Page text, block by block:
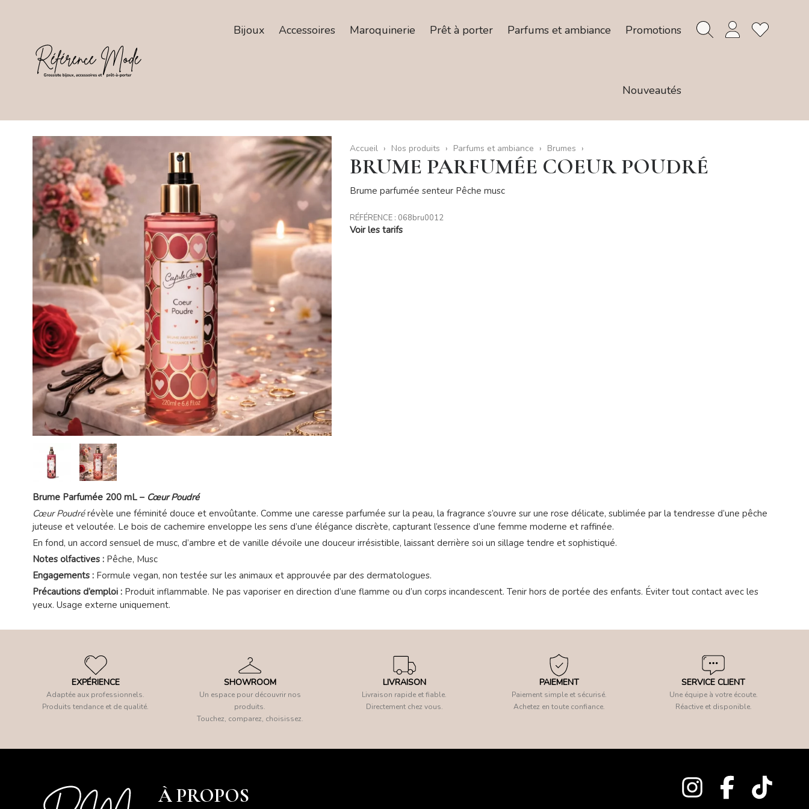
Bijoux Accessoires Maroquinerie Prêt à porter Parfums et ambiance Promotions
Nouveautés
Accueil Nos produits Parfums et ambiance Brumes
BRUME PARFUMÉE COEUR POUDRÉ
Brume parfumée senteur Pêche musc
RÉFÉRENCE : 068bru0012
Voir les tarifs
Brume Parfumée 200 mL – Cœur Poudré
Cœur Poudrérévèle une féminité douce et envoûtante. Comme une caresse parfumée sur la peau, la fragrance s’ouvre sur une rose délicate, sublimée par la tendresse d’une pêche
juteuse et veloutée. Le bois de cachemire enveloppe les sens d’une élégance discrète, capturant l’essence d’une femme moderne et raffinée.
En fond, un accord sensuel de musc, d’ambre et de vanille dévoile une douceur irrésistible, laissant derrière soi un sillage tendre et sophistiqué.
Notes olfactives :Pêche, Musc
Engagements :Formule vegan, non testée sur les animaux et approuvée par des dermatologues.
Précautions d’emploi :Produit inflammable. Ne pas vaporiser en direction d’une flamme ou d’un corps incandescent. Tenir hors de portée des enfants. Éviter tout contact avec les
yeux. Usage externe uniquement.
EXPÉRIENCE
Adaptée aux professionnels.
Produits tendance et de qualité.
SHOWROOM
Un espace pour découvrir nos
produits.
Touchez, comparez, choisissez.
LIVRAISON
Livraison rapide et fiable.
Directement chez vous.
PAIEMENT
Paiement simple et sécurisé.
Achetez en toute confiance.
SERVICE CLIENT
Une équipe à votre écoute.
Réactive et disponible.
À PROPOS